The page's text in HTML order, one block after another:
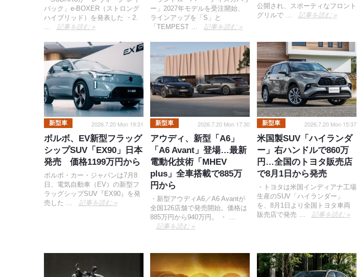
バック」e-BOXER（ストロング
ハイブリッド）を発表した ・2.
…
記事を読む »
ー」2027年モデルを受注開始、
ラインアップを「S」と
「TEMPEST …
記事を読む »
公開され、スポーティなフロント
グリルで …
記事を読む »
新型車 2026.7.20 Mon 19:31
ボルボ、EV新型フラッグ
シップSUV「EX90」日本
発売 価格1199万円から
ボルボ・カー・ジャパンは7月8
日、電気自動車（EV）の新型フ
ラッグシップSUV『EX90』を発
売した …
記事を読む »
新型車 2026.7.20 Mon 17:30
アウディ、新型「A6」
「A6 Avant」登場…最新
電動化技術「MHEV
plus」全車搭載で885万
円から
・新型アウディA6／A6 Avantが
全国126店舗で発売開始。価格は
885万円から940万円。 ・ …
記事を読む »
新型車 2026.7.20 Mon 15:37
米国製SUV「ハイランダ
ー」右ハンドルで860万
円…全国のトヨタ販売店
で8月1日から発売
・トヨタは米国インディアナ工場
生産のSUV「ハイランダー」
を、8月1日より全国トヨタ車両
販売店で発売 …
記事を読む »